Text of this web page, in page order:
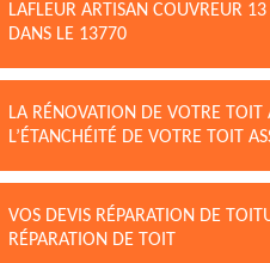
LAFLEUR ARTISAN COUVREUR
DANS LE 13770
LA RÉNOVATION DE VOTRE
L’ÉTANCHÉITÉ DE VOTRE TOIT
VOS DEVIS RÉPARATION DE
RÉPARATION DE TOIT